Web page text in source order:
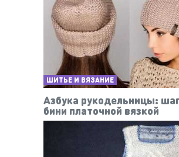
ШИТЬЕ И ВЯЗАНИЕ
Азбука рукодельницы:
бини платочной вязкой